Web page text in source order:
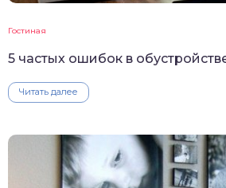
Гостиная
5 частых ошибок в
Читать далее